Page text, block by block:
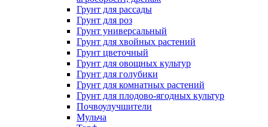
Грунт для рассады
Грунт для роз
Грунт универсальный
Грунт для хвойных растений
Грунт цветочный
Грунт для овощных культур
Грунт для голубики
Грунт для комнатных растений
Грунт для плодово-ягодных культур
Почвоулучшители
Мульча